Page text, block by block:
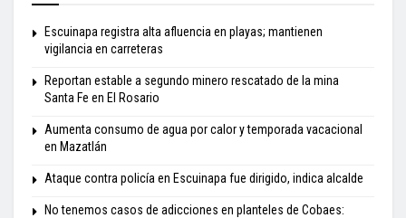
Escuinapa registra alta afluencia en playas; mantienen
vigilancia en carreteras
Reportan estable a segundo minero rescatado de la mina
Santa Fe en El Rosario
Aumenta consumo de agua por calor y temporada vacacional
en Mazatlán
Ataque contra policía en Escuinapa fue dirigido, indica alcalde
No tenemos casos de adicciones en planteles de Cobaes: